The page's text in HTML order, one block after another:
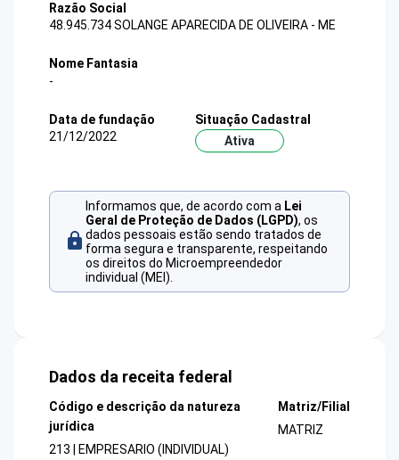
Razão Social
48.945.734 SOLANGE APARECIDA DE OLIVEIRA - ME
Nome Fantasia
-
Data de fundação
21/12/2022
Situação Cadastral
Ativa
Informamos que, de acordo com a Lei
Geral de Proteção de Dados (LGPD), os
dados pessoais estão sendo tratados de
forma segura e transparente, respeitando
os direitos do Microempreendedor
individual (MEI).
Dados da receita federal
Código e descrição da natureza
jurídica
213 | EMPRESARIO (INDIVIDUAL)
Matriz/Filial
MATRIZ